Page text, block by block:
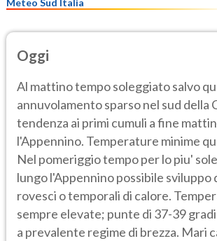
Oggi
Al mattino tempo soleggiato salvo
annuvolamento sparso nel sud della
tendenza ai primi cumuli a fine
l'Appennino. Temperature minime
Nel pomeriggio tempo per lo piu'
lungo l'Appennino possibile sviluppo
rovesci o temporali di calore.
sempre elevate; punte di 37-39
a prevalente regime di brezza. Mari